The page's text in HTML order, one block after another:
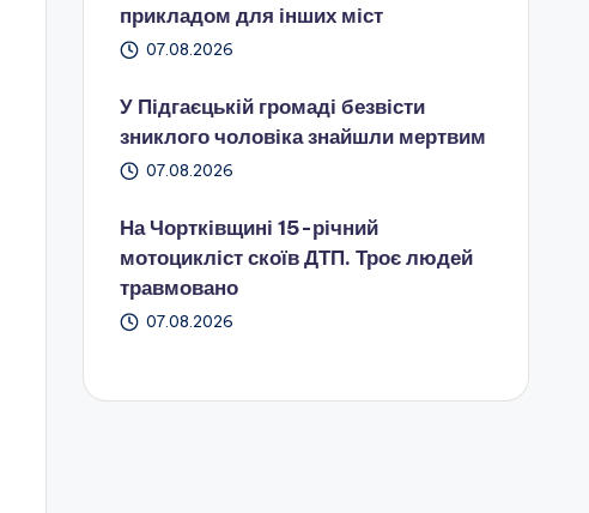
прикладом для інших міст
07.08.2026
У Підгаєцькій громаді безвісти
зниклого чоловіка знайшли мертвим
07.08.2026
На Чортківщині 15-річний
мотоцикліст скоїв ДТП. Троє людей
травмовано
07.08.2026